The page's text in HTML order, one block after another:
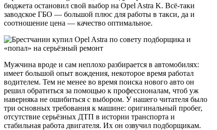
бюджета остановил свой выбор на Opel Astra K. Всё-таки
заводское ГБО — большой плюс для работы в такси, да и
соотношение цена — качество оптимальное.
Мужчина вроде и сам неплохо разбирается в автомобилях:
имеет большой опыт вождения, некоторое время работал
водителем. Тем не менее во время поиска нового авто он
решил обратиться за помощью к профессионалам, чтоб уж
наверняка не ошибиться с выбором. У нашего читателя было
три основных требования к машине: оригинальный пробег,
отсутствие серьёзных ДТП в истории транспорта и
стабильная работа двигателя. Их он озвучил подборщикам.